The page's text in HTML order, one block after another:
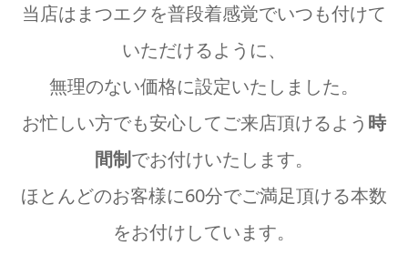
当店はまつエクを普段着感覚でいつも付けて
いただけるように、
無理のない価格に設定いたしました。
お忙しい方でも安心してご来店頂けるよう 時
間制でお付けいたします。
ほとんどのお客様に60分でご満足頂ける本数
をお付けしています。